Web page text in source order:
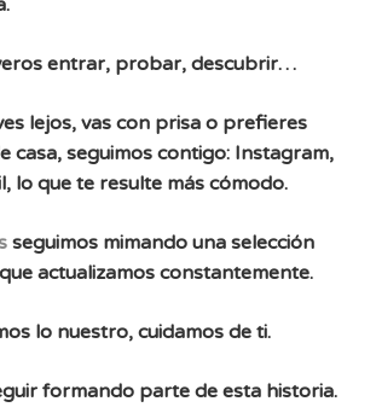
entrar, probar, descubrir…
lejos, vas con prisa o prefieres
casa, seguimos contigo: Instagram,
lo que te resulte más cómodo.
seguimos mimando una selección
actualizamos constantemente.
lo nuestro, cuidamos de ti.
formando parte de esta historia.